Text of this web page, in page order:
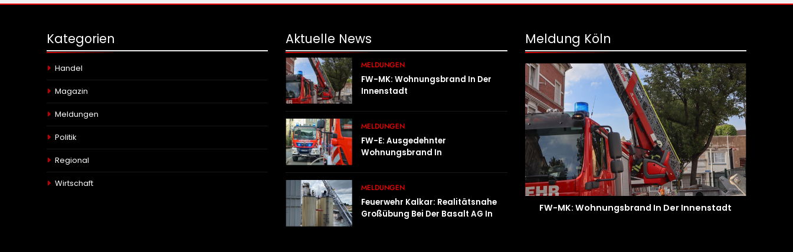
Kategorien
Handel
Magazin
Meldungen
Politik
Regional
Wirtschaft
Aktuelle News
MELDUNGEN
FW-MK: Wohnungsbrand In Der
Innenstadt
MELDUNGEN
FW-E: Ausgedehnter
Wohnungsbrand In
Müssen Untergebracht Werden
MELDUNGEN
Feuerwehr Kalkar: Realitätsnahe
Großübung Bei Der Basalt AG In
Meldung Köln
FW-MK: Wohnungsbrand In Der Innenstadt